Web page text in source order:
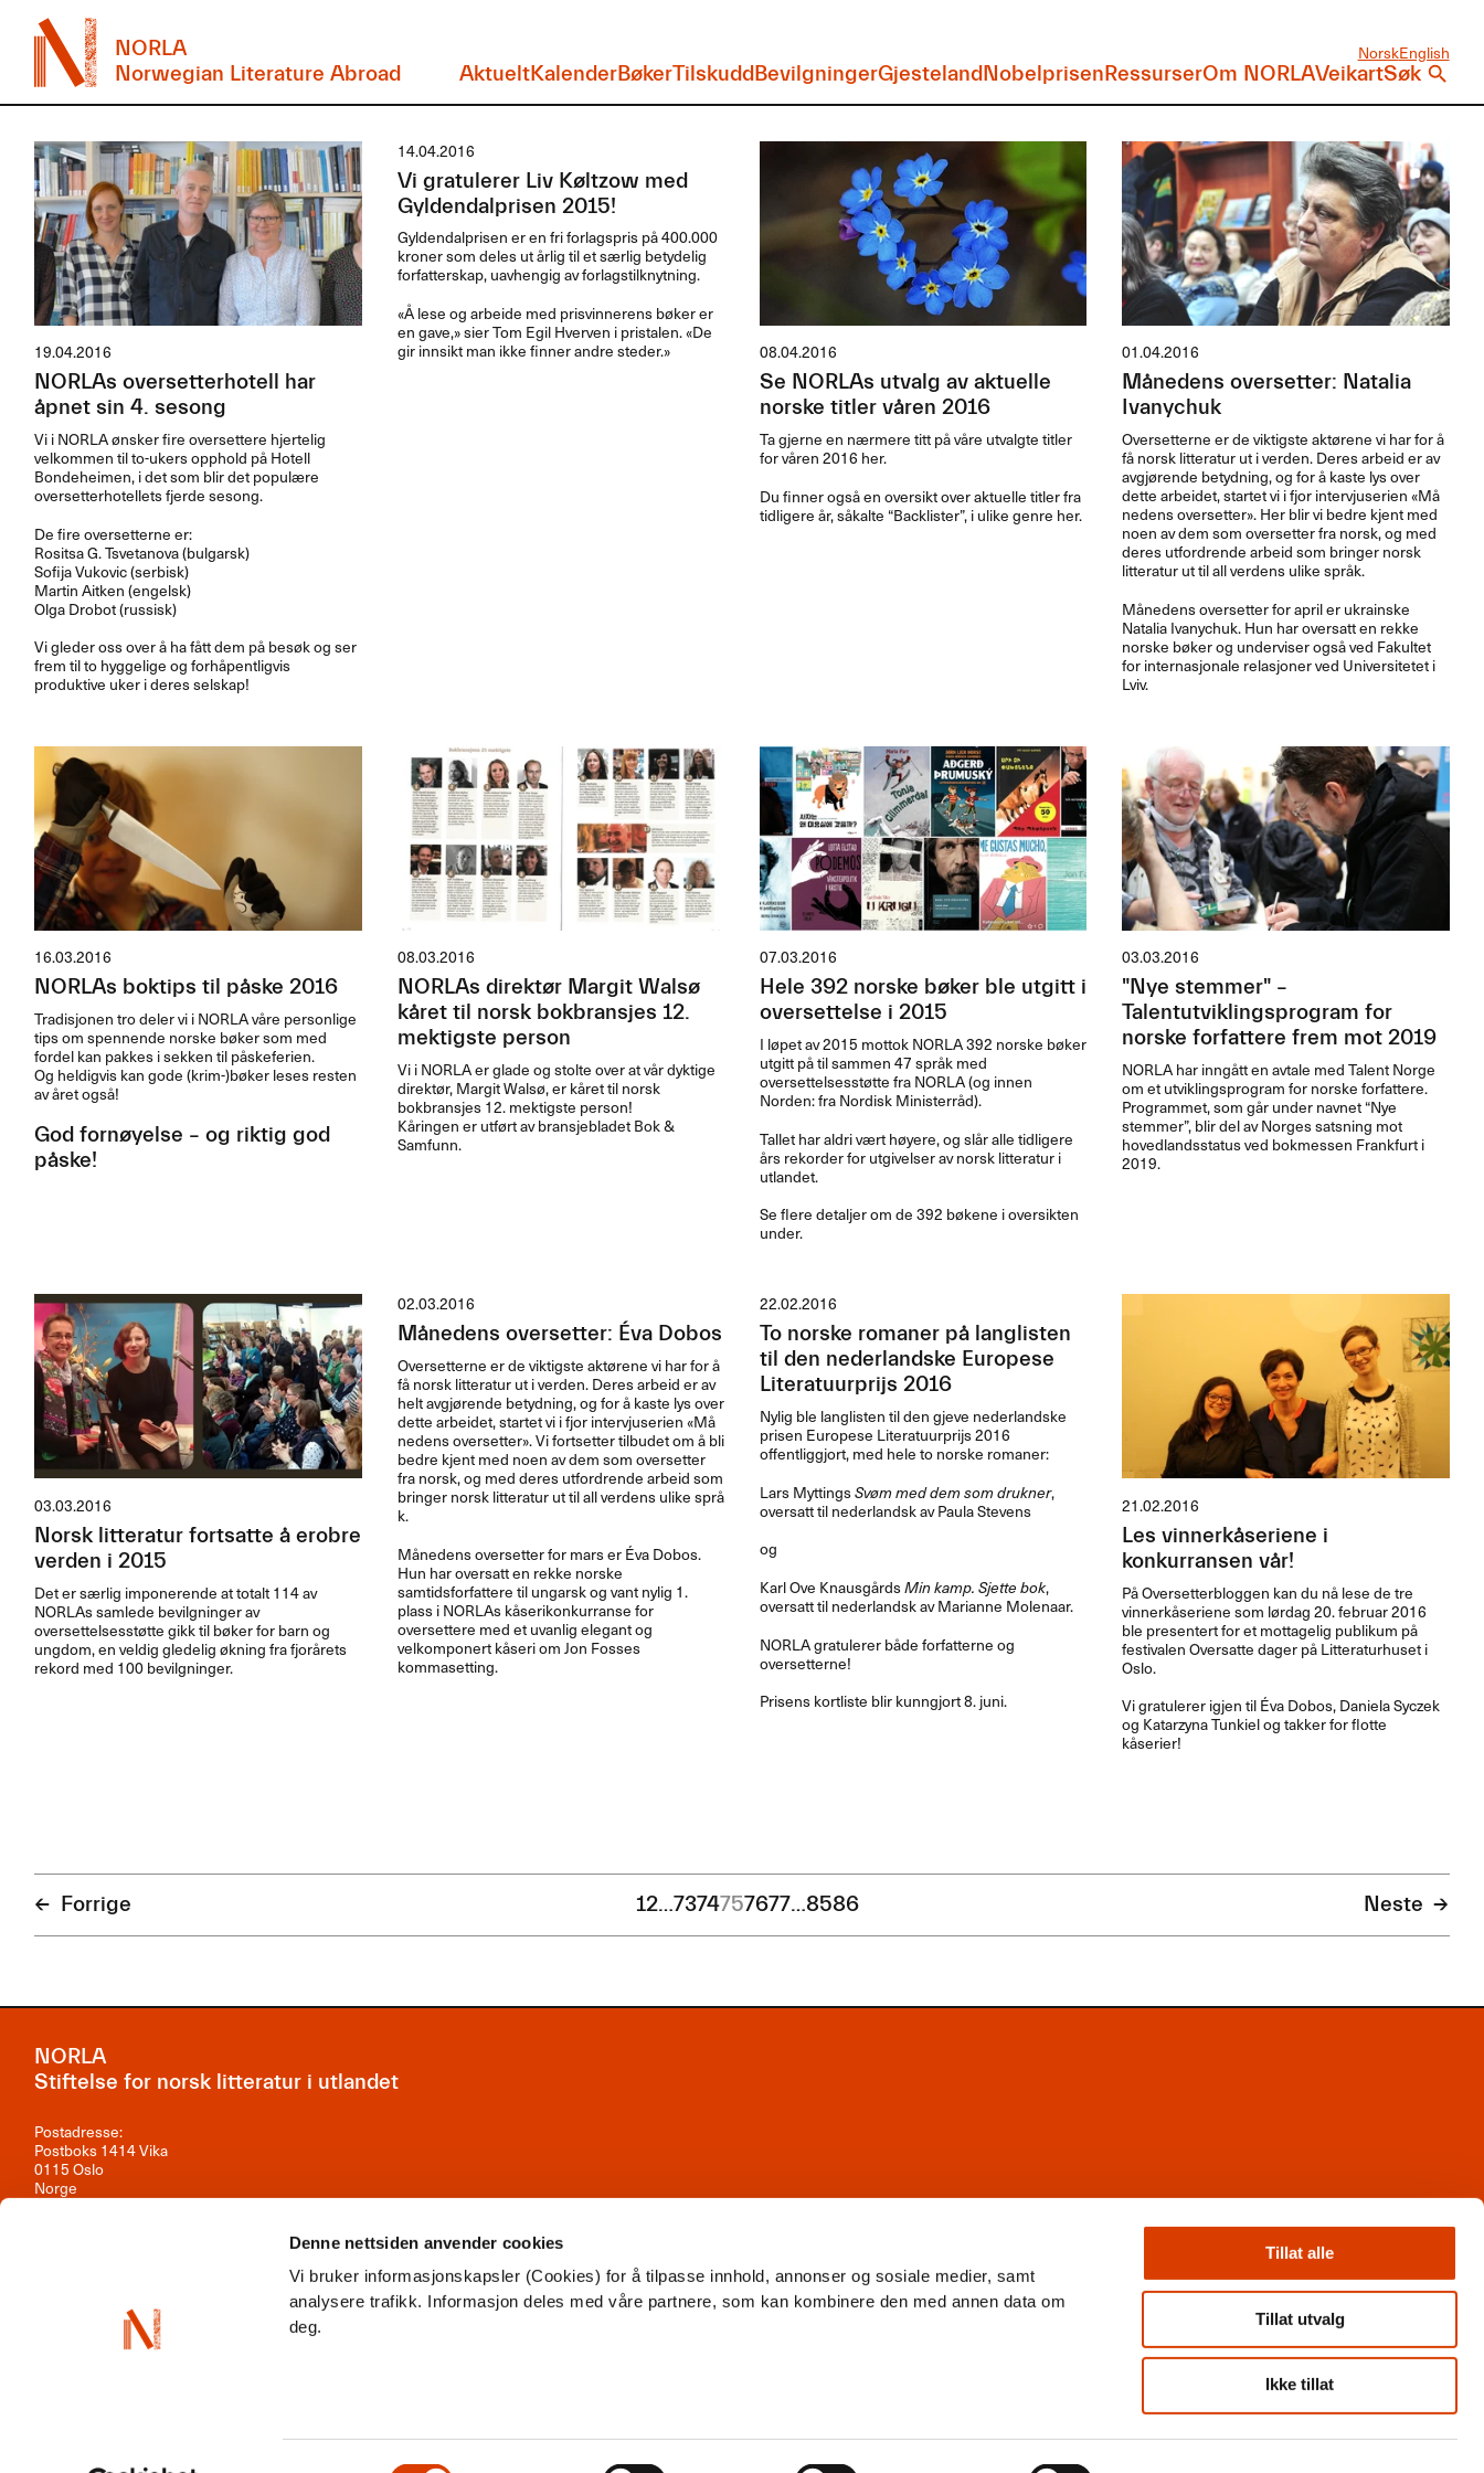
Denne nettsiden anvender cookies
Vi bruker informasjonskapsler (Cookies) for å tilpasse innhold, annonser og sosiale medier, samt
analysere trafikk. Informasjon deles med våre partnere, som kan kombinere den med annen data om
deg.
Samtykkevalg
Tillat alle
Tillat utvalg
Ikke tillat
NORLA
Norwegian Literature Abroad
NorskEnglish
AktueltKalenderBøkerTilskuddBevilgningerGjestelandNobelprisenRessurserOm NORLAVeikartSøk
19.04.2016
NORLAs oversetterhotell har
åpnet sin 4. sesong
Vi iNORLAønsker fire oversettere hjertelig
velkommen til to-ukers opphold på Hotell
Bondeheimen, i det som blir det populære
oversetterhotellets fjerde sesong.
De fire oversetterne er:
Rositsa G. Tsvetanova (bulgarsk)
Sofija Vukovic (serbisk)
Martin Aitken (engelsk)
Olga Drobot (russisk)
Vi gleder oss over å ha fått dem på besøk og ser
frem til to hyggelige og forhåpentligvis
produktive uker i deres selskap!
14.04.2016
Vi gratulerer Liv Køltzow med
Gyldendalprisen 2015!
Gyldendalprisen er en fri forlagspris p​å 400.​​000
kroner som deles ut ​å​rlig til et s​æ​rlig betydelig
forfatterskap, uavhengig av forlagstilknytning.​​
​«Å lese og arbeide med prisvinnerens b​ø​ker er
en gave,​» sier Tom Egil Hverven i pristalen. «​De
gir innsikt man ikke finner andre steder.​»​​
08.04.2016
Se NORLAs utvalg av aktuelle
norske titler våren 2016
Ta gjerne en nærmere titt på våre utvalgte titler
for våren 2016 her.
Du finner også en oversikt over aktuelle titler fra
tidligere år, såkalte “Backlister”, i ulike genre her.
01.04.2016
Månedens oversetter: Natalia
Ivanychuk
Oversetterne er de viktigste akt​ø​rene vi har for ​å
f​å norsk litteratur ut i verden. Deres arbeid er av
avgj​ø​rende betydning, og for ​å kaste lys over
dette arbeidet, startet vi i fjor intervjuserien «​M​å​
nedens oversetter​»​​. Her blir vi bedre kjent med
noen av dem som oversetter fra norsk, og med
deres utfordrende arbeid som bringer norsk
litteratur ut til all verdens ulike spr​å​k.​​
M​å​nedens oversetter for april er ukrainske
Natalia Ivanychuk. Hun har oversatt en rekke
norske b​ø​ker og underviser ogs​å ved Fakultet
for internasjonale relasjoner ved Universitetet i
Lviv.​​
16.03.2016
NORLAs boktips til påske 2016
Tradisjonen tro deler vi iNORLAvåre personlige
tips om spennende norske bøker som med
fordel kan pakkes i sekken til påskeferien.
Og heldigvis kan gode (krim-)bøker leses resten
av året også!
God fornøyelse – og riktig god
påske!
08.03.2016
NORLAs direktør Margit Walsø
kåret til norsk bokbransjes 12.
mektigste person
Vi iNORLAer glade og stolte over at vår dyktige
direktør, Margit Walsø, er kåret til norsk
bokbransjes 12. mektigste person!
Kåringen er utført av bransjebladet Bok &
Samfunn.
07.03.2016
Hele 392 norske bøker ble utgitt i
oversettelse i 2015
I løpet av 2015 mottokNORLA392 norske bøker
utgitt på til sammen 47 språk med
oversettelsesstøtte fraNORLA(og innen
Norden: fra Nordisk Ministerråd).
Tallet har aldri vært høyere, og slår alle tidligere
års rekorder for utgivelser av norsk litteratur i
utlandet.
Se flere detaljer om de 392 bøkene i oversikten
under.
03.03.2016
"Nye stemmer" –
Talentutviklingsprogram for
norske forfattere frem mot 2019
NORLAhar inngått en avtale med Talent Norge
om et utviklingsprogram for norske forfattere.
Programmet, som går under navnet “Nye
stemmer”, blir del av Norges satsning mot
hovedlandsstatus ved bokmessen Frankfurt i
2019.
03.03.2016
Norsk litteratur fortsatte å erobre
verden i 2015
Det er særlig imponerende at totalt 114 av
NORLAs samlede bevilgninger av
oversettelsesstøtte gikk til bøker for barn og
ungdom, en veldig gledelig økning fra fjorårets
rekord med 100 bevilgninger.
02.03.2016
Månedens oversetter: Éva Dobos
Oversetterne er de viktigste akt​ø​rene vi har for ​å
f​å norsk litteratur ut i verden. Deres arbeid er av
helt avgj​ø​rende betydning, og for ​å kaste lys over
dette arbeidet, startet vi i fjor intervjuserien «​M​å​
nedens oversetter​»​​. Vi fortsetter tilbudet om ​å bli
bedre kjent med noen av dem som oversetter
fra norsk, og med deres utfordrende arbeid som
bringer norsk litteratur ut til all verdens ulike spr​å​
k.​​
M​å​nedens oversetter for mars er ​É​va Dobos.
Hun har oversatt en rekke norske
samtidsforfattere til ungarsk og vant nylig 1.
plass i NORLAs k​å​serikonkurranse for
oversettere med et uvanlig elegant og
velkomponert k​å​seri om Jon Fosses
kommasetting.​​
22.02.2016
To norske romaner på langlisten
til den nederlandske Europese
Literatuurprijs 2016
Nylig ble langlisten til den gjeve nederlandske
prisen Europese Literatuurprijs 2016
offentliggjort, med hele to norske romaner:
Lars MyttingsSvøm med dem som drukner,
oversatt til nederlandsk av Paula Stevens
og
Karl Ove KnausgårdsMin kamp. Sjette bok,
oversatt til nederlandsk av Marianne Molenaar.
NORLAgratulerer både forfatterne og
oversetterne!
Prisens kortliste blir kunngjort 8. juni.
21.02.2016
Les vinnerkåseriene i
konkurransen vår!
På Oversetterbloggen kan du nå lese de tre
vinnerkåseriene som lørdag 20. februar 2016
ble presentert for et mottagelig publikum på
festivalen Oversatte dager på Litteraturhuset i
Oslo.
Vi gratulerer igjen til Éva Dobos, Daniela Syczek
og Katarzyna Tunkiel og takker for flotte
kåserier!
Forrige 12…7374757677…8586 Neste
NORLA
Stiftelse for norsk litteratur i utlandet
Postadresse:
Postboks 1414 Vika
0115 Oslo
Norge
Org.nr: 981 242 297
Instagram
Nyhetsbrev
Books from Norway